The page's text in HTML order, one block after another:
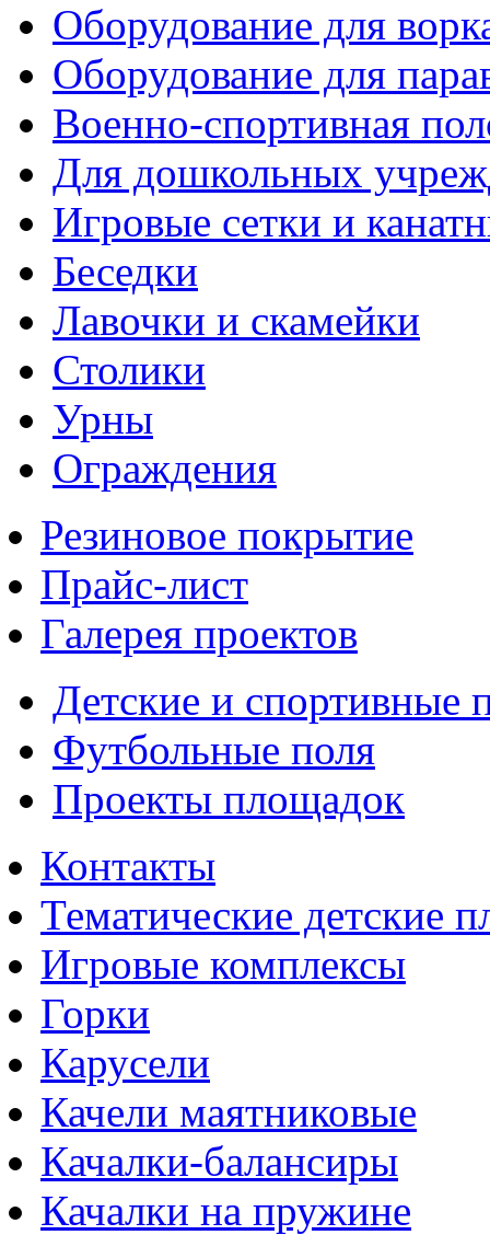
Оборудование для
Оборудование для
Военно-спортивная
Для дошкольных
Игровые сетки и
Беседки
Лавочки и скамейки
Столики
Урны
Ограждения
Резиновое покрытие
Прайс-лист
Галерея проектов
Детские и спортивные
Футбольные поля
Проекты площадок
Контакты
Тематические детские
Игровые комплексы
Горки
Карусели
Качели маятниковые
Качалки-балансиры
Качалки на пружине